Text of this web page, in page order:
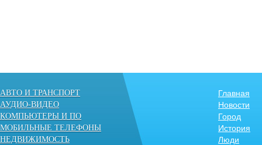
АВТО И ТРАНСПОРТ
АУДИО-ВИДЕО
КОМПЬЮТЕРЫ И ПО
МОБИЛЬНЫЕ ТЕЛЕФОНЫ
НЕДВИЖИМОСТЬ
Главная
Новости
Город
История
Люди